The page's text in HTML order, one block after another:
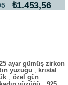
₺1.453,56
ayar gümüş zirkon
yüzüğü , kristal
, özel gün